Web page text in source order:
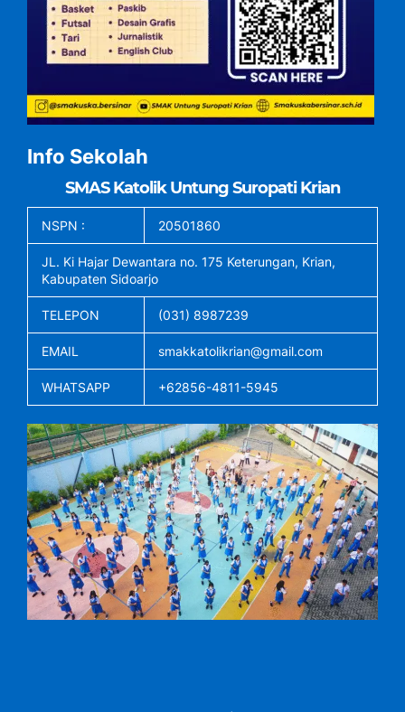
Info Sekolah
SMAS Katolik Untung Suropati Krian
NSPN : 20501860
JL. Ki Hajar Dewantara no. 175 Keterungan, Krian,
Kabupaten Sidoarjo
TELEPON (031) 8987239
EMAIL smakkatolikrian@gmail.com
WHATSAPP +62856-4811-5945